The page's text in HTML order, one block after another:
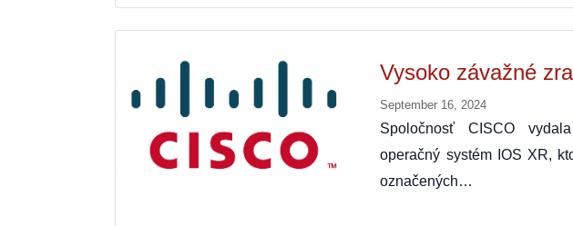
Vysoko závažné
September 16, 2024
Spoločnosť CISCO
operačný systém IOS XR,
označených…